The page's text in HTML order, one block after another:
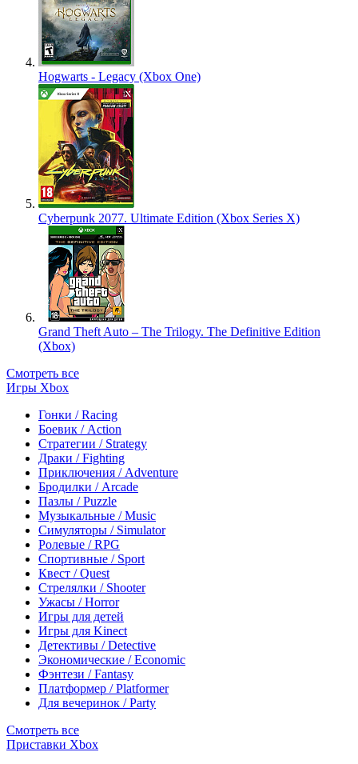
Hogwarts - Legacy (Xbox One)
Cyberpunk 2077. Ultimate Edition (Xbox Series X)
Grand Theft Auto – The Trilogy. The Definitive Edition
(Xbox)
Смотреть все
Игры Xbox
Гонки / Racing
Боевик / Action
Стратегии / Strategy
Драки / Fighting
Приключения / Adventure
Бродилки / Arcade
Пазлы / Puzzle
Музыкальные / Music
Симуляторы / Simulator
Ролевые / RPG
Спортивные / Sport
Квест / Quest
Стрелялки / Shooter
Ужасы / Horror
Игры для детей
Игры для Kinect
Детективы / Detective
Экономические / Economic
Фэнтези / Fantasy
Платформер / Platformer
Для вечеринок / Party
Смотреть все
Приставки Xbox